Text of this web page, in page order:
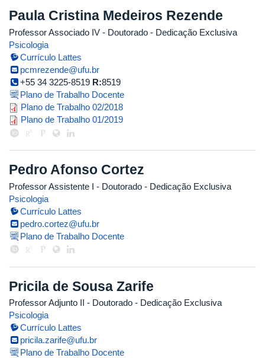
Paula Cristina Medeiros Rezende
Professor Associado IV - Doutorado - Dedicação Exclusiva
Psicologia
Currículo Lattes
pcmrezende@ufu.br
+55 34 3225-8519 R:8519
Plano de Trabalho Docente
paula_2018_2.pdf
Plano de Trabalho 02/2018
paula_2019_1.pdf
Plano de Trabalho 01/2019
Pedro Afonso Cortez
Professor Assistente I - Doutorado - Dedicação Exclusiva
Psicologia
Currículo Lattes
pedro.cortez@ufu.br
Plano de Trabalho Docente
Pricila de Sousa Zarife
Professor Adjunto II - Doutorado - Dedicação Exclusiva
Psicologia
Currículo Lattes
pricila.zarife@ufu.br
Plano de Trabalho Docente